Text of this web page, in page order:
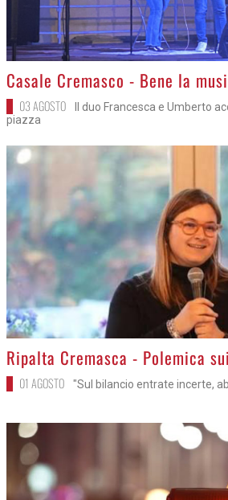
>
Casale Cremasco - Bene la
03 AGOSTO
Il duo Francesca e Umberto
piazza
>
Ripalta Cremasca - Polemica
01 AGOSTO "Sul bilancio entrate incerte,